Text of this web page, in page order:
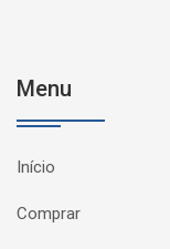
Menu
Início
Comprar